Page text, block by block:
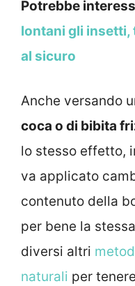
Potrebbe
lontani gli insetti,
al sicuro
Anche versando
coca o di bibita
lo stesso effetto,
va applicato
contenuto della
per bene la
diversi altri
naturali per